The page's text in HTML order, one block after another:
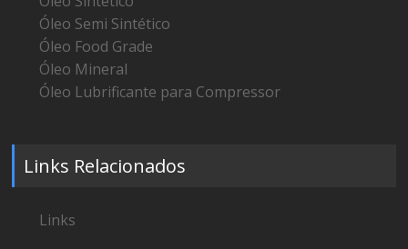
Óleo Semi Sintético
Óleo Food Grade
Óleo Mineral
Óleo Lubrificante para Compressor
Links Relacionados
Links